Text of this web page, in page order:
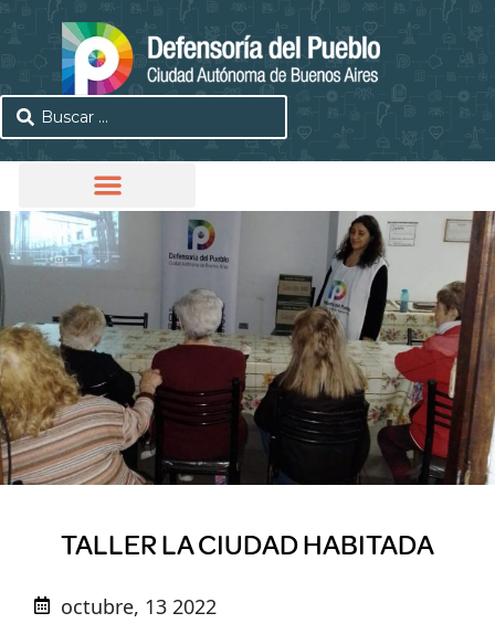
TALLER LA CIUDAD HABITADA
octubre, 13 2022